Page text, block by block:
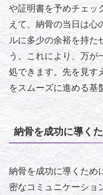
や証明書を予めチェッ
えて、納骨の当日は心
ルに多少の余裕を持た
う。これにより、万が
処できます。先を見す
をスムーズに進める基
納骨を成功に導く
納骨を成功に導くため
密なコミュニケーショ